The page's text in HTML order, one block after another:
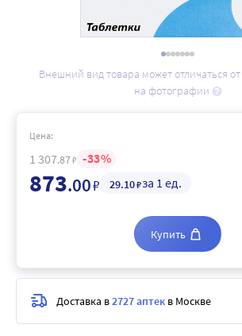
Внешний вид товара может отличаться
на фотографии
Цена:
1 307.87₽ 33
873.00₽ 29.10₽за 1 ед.
Купить
Доставка в2727 аптек в Москве